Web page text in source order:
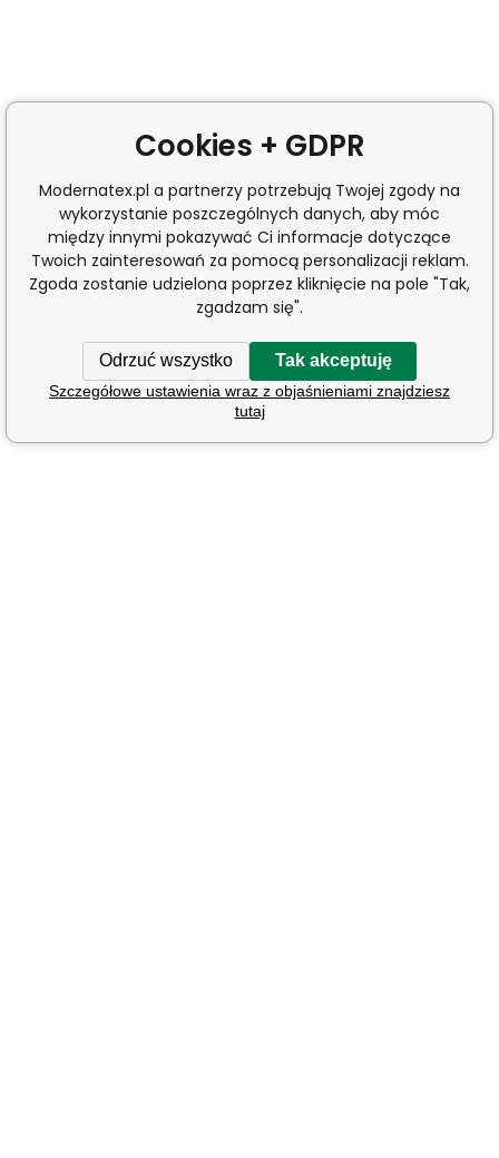
Cookies + GDPR
Modernatex.pl a partnerzy potrzebują Twojej zgody na
wykorzystanie poszczególnych danych, aby móc
między innymi pokazywać Ci informacje dotyczące
Twoich zainteresowań za pomocą personalizacji reklam.
Zgoda zostanie udzielona poprzez kliknięcie na pole "Tak,
zgadzam się".
Odrzuć wszystko Tak akceptuję
Szczegółowe ustawienia wraz z objaśnieniami znajdziesz
tutaj